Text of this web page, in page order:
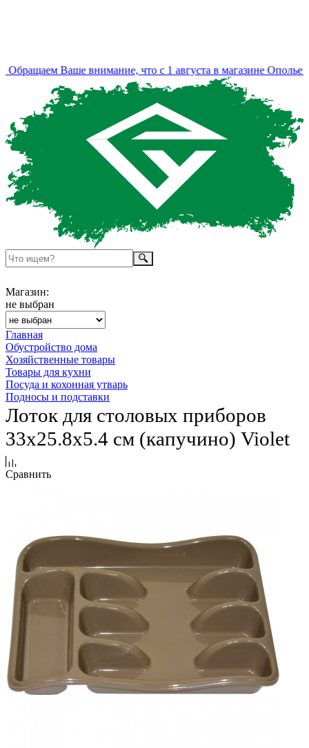
Ваше внимание, что с 1 августа в магазине Ополье
Магазин:
не выбран
Главная
Обустройство дома
Хозяйственные товары
Товары для кухни
Посуда и кохонная утварь
Подносы и подставки
Лоток для столовых приборов
33х25.8х5.4 см (капучино) Violet
Сравнить